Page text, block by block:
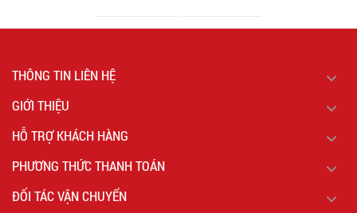
THÔNG TIN LIÊN HỆ
GIỚI THIỆU
HỖ TRỢ KHÁCH HÀNG
PHƯƠNG THỨC THANH TOÁN
ĐỐI TÁC VẬN CHUYỂN